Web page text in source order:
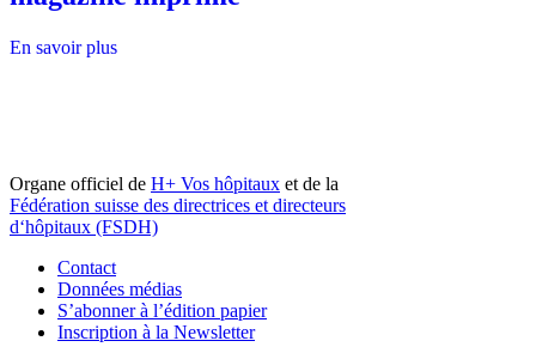
En savoir plus
Organe officiel de H+ Vos hôpitaux et de la
Fédération suisse des directrices et directeurs
d‘hôpitaux (FSDH)
Contact
Données médias
S’abonner à l’édition papier
Inscription à la Newsletter